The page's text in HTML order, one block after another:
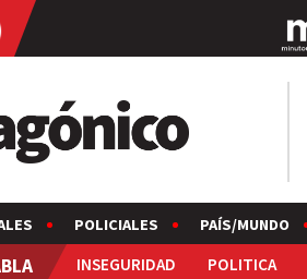
POLICIALES PAÍS/MUNDO
INSEGURIDAD POLITICA